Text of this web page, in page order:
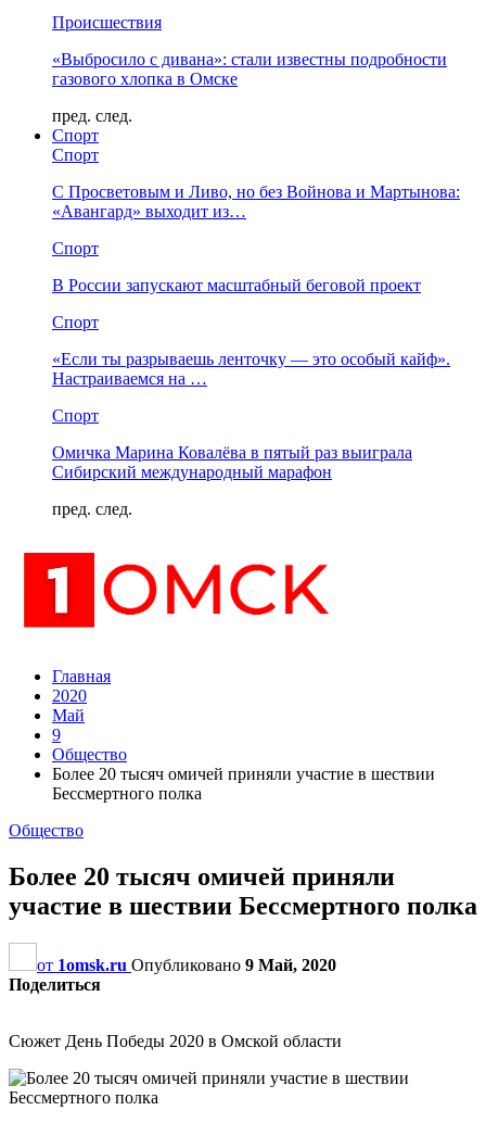
Происшествия
«Выбросило с дивана»: стали известны подробности
газового хлопка в Омске
пред. след.
Спорт
Спорт
С Просветовым и Ливо, но без Войнова и Мартынова:
«Авангард» выходит из…
Спорт
В России запускают масштабный беговой проект
Спорт
«Если ты разрываешь ленточку — это особый кайф».
Настраиваемся на …
Спорт
Омичка Марина Ковалёва в пятый раз выиграла
Сибирский международный марафон
пред. след.
Главная
2020
Май
9
Общество
Более 20 тысяч омичей приняли участие в шествии
Бессмертного полка
Общество
Более 20 тысяч омичей приняли
участие в шествии Бессмертного полка
от 1omsk.ru Опубликовано 9 Май, 2020
Поделиться
Сюжет День Победы 2020 в Омской области